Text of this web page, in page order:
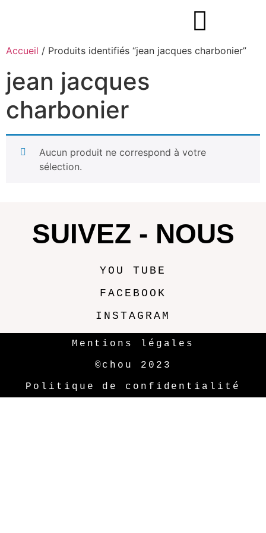
Accueil / Produits identifiés “jean jacques charbonier”
jean jacques
charbonier
Aucun produit ne correspond à votre
sélection.
SUIVEZ - NOUS
YOU TUBE
FACEBOOK
INSTAGRAM
Mentions légales
©chou 2023
Politique de confidentialité